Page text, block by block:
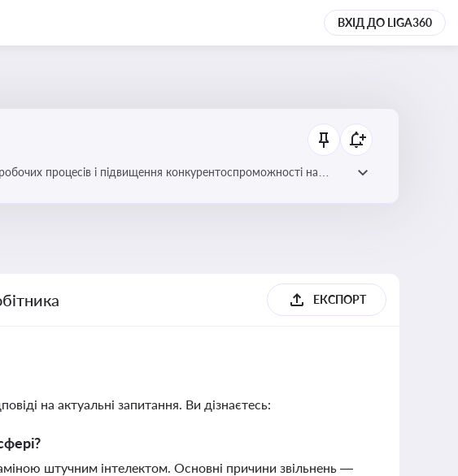
ВХІД ДО LIGA360
процесів і підвищення конкурентоспроможності на
ЕКСПОРТ
на актуальні запитання. Ви дізнаєтесь:
штучним інтелектом. Основні причини звільнень —